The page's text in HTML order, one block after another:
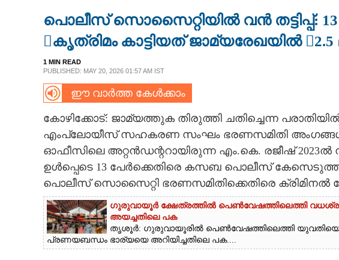
NEWS 360
CASE DIARY
OPINION
PHOTOS
LIFESTYLE
SPIRITUAL
പൊലീസ് സൊസെെറ്റിയിൽ വൻ തട്ടിപ്പ്:
കൃത്രിമം കാട്ടിയത് ജാമ്യരേഖയിൽ 2.5
1 MIN READ
PUBLISHED: MAY 20, 2026 01:57 AM IST
ഈ വാർത്ത കേൾക്കാം
കോഴിക്കോട്: ജാമ്യത്തുക തിരുത്തി ചതിച്ചെന്ന
എംപ്ലോയീസ് സഹകരണ സംഘം ഭരണസമിതി
ഓഫീസിലെ അറ്റൻഡന്ററായിരുന്ന എം.കെ. രജീഷ്
ഉൾപ്പെടെ 13 പേർക്കെതിരെ കസബ പൊലീസ്
പൊലീസ് സൊസൈറ്റി ഭരണസമിതിക്കെതിരെ ക്രിമിനൽ
ഗുരുവായൂർ ക്ഷേത്രത്തിൽ പെൺവേഷത്തിലെത്തി
അയച്ചതിലെ പക
തൃശൂർ: ഗുരുവായൂരിൽ പെൺവേഷത്തിലെത്തി യുവതിയെ
പ്രണയബന്ധം ഭാര്യയെ അറിയിച്ചതിലെ പക....